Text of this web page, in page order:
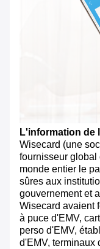
L'information de
Wisecard (une
fournisseur global
monde entier le
sûres aux
gouvernement et
Wisecard avaient
à puce d'EMV,
perso d'EMV,
d'EMV, terminaux